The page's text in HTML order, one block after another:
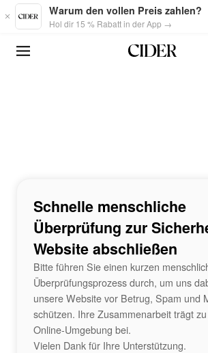
Skip to main content
Warum den vollen Preis zahlen?
Hol dir 15 % Rabatt in der App →
Schnelle menschliche
Überprüfung zur
Website abschließen
Bitte führen Sie einen kurzen
Überprüfungsprozess durch, um uns
unsere Website vor Betrug, Spam und
schützen. Ihre Zusammenarbeit trägt
Online-Umgebung bei.
Vielen Dank für Ihre Unterstützung.